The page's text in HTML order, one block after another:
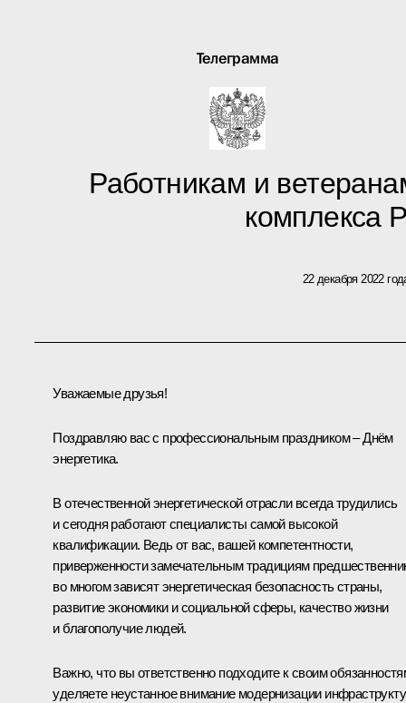
Телеграмма
Работникам и
комплекса
22 декабря 2022
Уважаемые друзья!
Поздравляю вас с профессиональным праздником – Днём
энергетика.
В отечественной энергетической отрасли всегда трудились
и сегодня работают специалисты самой высокой
квалификации. Ведь от вас, вашей компетентности,
приверженности замечательным традициям
во многом зависят энергетическая безопасность страны,
развитие экономики и социальной сферы, качество жизни
и благополучие людей.
Важно, что вы ответственно подходите к своим
уделяете неустанное внимание модернизации